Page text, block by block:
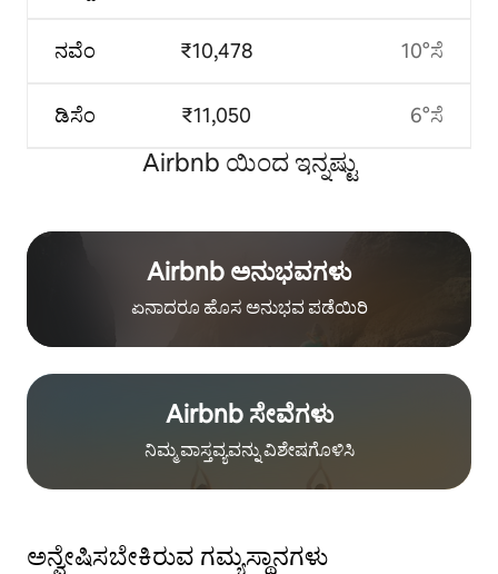
ನವೆಂ
ಡಿಸೆಂ
₹10,478
₹11,050
10°ಸೆ
6°ಸೆ
Airbnb ಯಿಂದ ಇನ್ನಷ್ಟು
Airbnb ಅನುಭವಗಳು
ಏನಾದರೂ ಹೊಸ ಅನುಭವ ಪಡೆಯಿರಿ
Airbnb ಸೇವೆಗಳು
ನಿಮ್ಮ ವಾಸ್ತವ್ಯವನ್ನು ವಿಶೇಷಗೊಳಿಸಿ
ಅನ್ವೇಷಿಸಬೇಕಿರುವ ಗಮ್ಯಸ್ಥಾನಗಳು